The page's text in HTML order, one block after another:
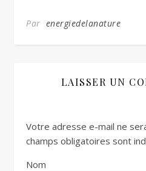
Par energiedelanature
LAISSER UN
Votre adresse e-mail ne
champs obligatoires sont
Nom